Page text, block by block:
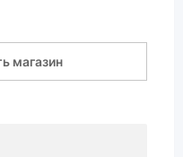
магазин